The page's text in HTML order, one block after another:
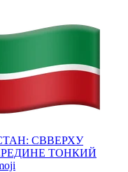
СВВЕРХУ
ТОНКИЙ